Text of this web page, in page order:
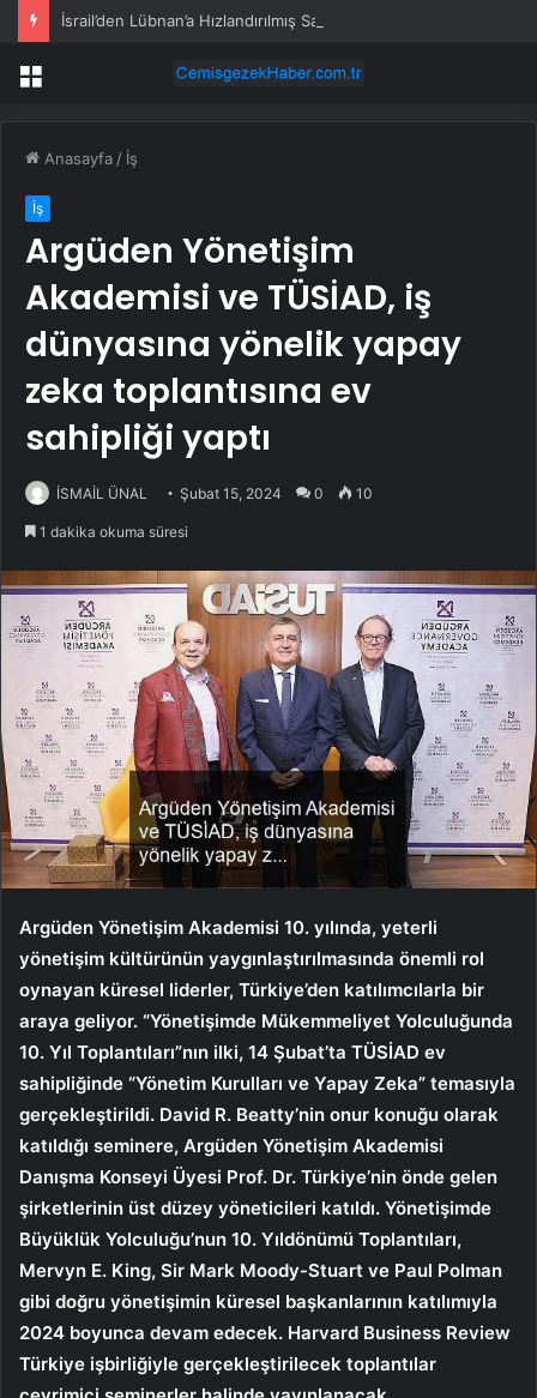
İsrail’den Lübnan’a Hızlandırılmış Saldırılar
Menü
Anasayfa / İş
İş
Argüden Yönetişim
Akademisi ve TÜSİAD, iş
dünyasına yönelik yapay
zeka toplantısına ev
sahipliği yaptı
İSMAİL ÜNAL Şubat 15, 2024 0 10
1 dakika okuma süresi
Argüden Yönetişim Akademisi 10. yılında, yeterli
yönetişim kültürünün yaygınlaştırılmasında önemli rol
oynayan küresel liderler, Türkiye’den katılımcılarla bir
araya geliyor. “Yönetişimde Mükemmeliyet Yolculuğunda
10. Yıl Toplantıları”nın ilki, 14 Şubat’ta TÜSİAD ev
sahipliğinde “Yönetim Kurulları ve Yapay Zeka” temasıyla
gerçekleştirildi. David R. Beatty’nin onur konuğu olarak
katıldığı seminere, Argüden Yönetişim Akademisi
Danışma Konseyi Üyesi Prof. Dr. Türkiye’nin önde gelen
şirketlerinin üst düzey yöneticileri katıldı. Yönetişimde
Büyüklük Yolculuğu’nun 10. Yıldönümü Toplantıları,
Mervyn E. King, Sir Mark Moody-Stuart ve Paul Polman
gibi doğru yönetişimin küresel başkanlarının katılımıyla
2024 boyunca devam edecek. Harvard Business Review
Türkiye işbirliğiyle gerçekleştirilecek toplantılar